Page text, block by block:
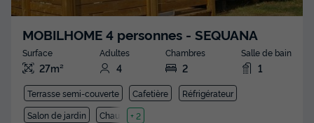
MOBILHOME 4 personnes - SEQUANA
Surface
27m²
Adultes
4
Chambres
2
Salle de bain
1
Terrasse semi-couverte Cafetière
Réfrigérateur
Salon de jardin
Chauffage
+ 2